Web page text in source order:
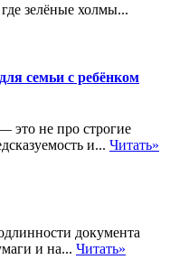
зелёные холмы...
семьи с ребёнком
это не про строгие
и... Читать»
документа
и на... Читать»